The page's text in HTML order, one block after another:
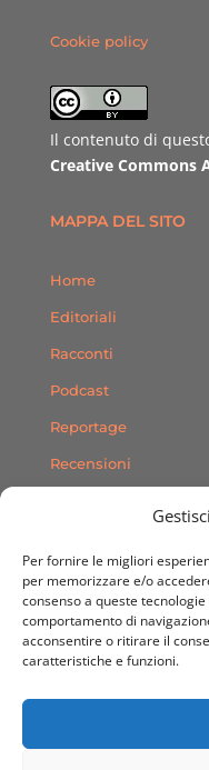
Per fornire le migliori
per memorizzare e/o
consenso a queste
comportamento di
acconsentire o ritirare il
caratteristiche e funzioni.
Cookie policy
Il contenuto di
Creative Commons
MAPPA DEL SITO
Home
Editoriali
Racconti
Podcast
Reportage
Recensioni
Contatti
SEGUICI SUI SOCIAL